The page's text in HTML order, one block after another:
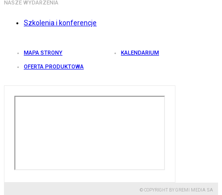
NASZE WYDARZENIA
Szkolenia i konferencje
MAPA STRONY KALENDARIUM
OFERTA PRODUKTOWA
© COPYRIGHT BY GREMI MEDIA SA